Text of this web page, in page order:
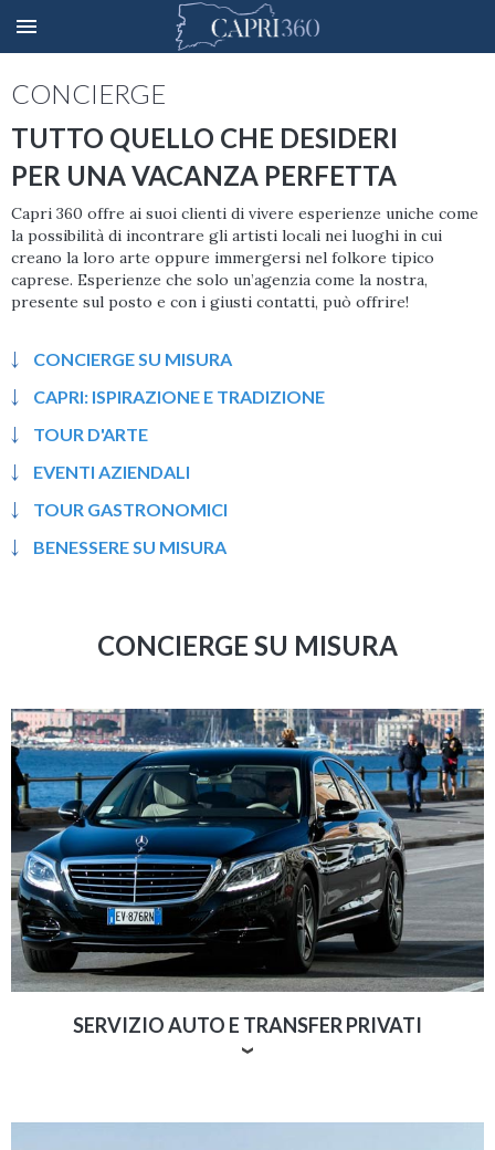
CONCIERGE
TUTTO QUELLO CHE DESIDERI
PER UNA VACANZA PERFETTA
Capri 360 offre ai suoi clienti di vivere esperienze uniche come
la possibilità di incontrare gli artisti locali nei luoghi in cui
creano la loro arte oppure immergersi nel folkore tipico
caprese. Esperienze che solo un’agenzia come la nostra,
presente sul posto e con i giusti contatti, può offrire!
CONCIERGE SU MISURA
CAPRI: ISPIRAZIONE E TRADIZIONE
TOUR D'ARTE
EVENTI AZIENDALI
TOUR GASTRONOMICI
BENESSERE SU MISURA
CONCIERGE SU MISURA
SERVIZIO AUTO E TRANSFER PRIVATI
Siamo specializzati nell’organizzazione di collegamenti